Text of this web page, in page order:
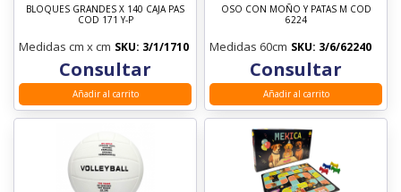
BLOQUES GRANDES X 140 CAJA PAS
COD 171 Y-P
Medidas cm x cm SKU: 3/1/1710
Consultar
Añadir al carrito
OSO CON MOÑO Y PATAS M COD
6224
Medidas 60cm SKU: 3/6/62240
Consultar
Añadir al carrito